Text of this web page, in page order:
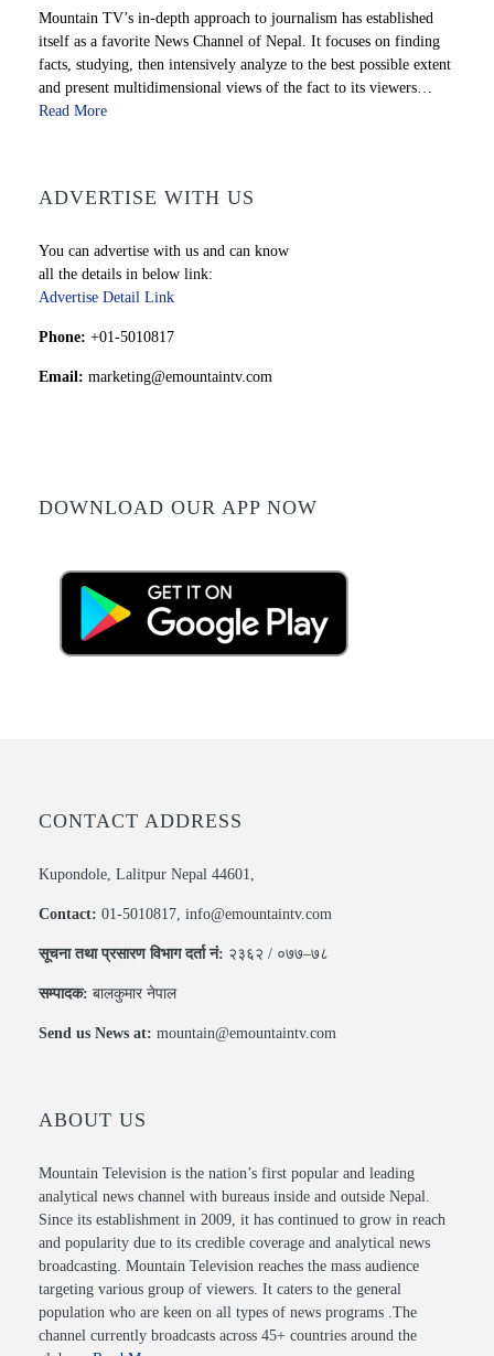
Mountain TV’s in-depth approach to journalism has established
itself as a favorite News Channel of Nepal. It focuses on finding
facts, studying, then intensively analyze to the best possible extent
and present multidimensional views of the fact to its viewers…
Read More
ADVERTISE WITH US
You can advertise with us and can know
all the details in below link:
Advertise Detail Link
Phone: +01-5010817
Email: marketing@emountaintv.com
DOWNLOAD OUR APP NOW
CONTACT ADDRESS
Kupondole, Lalitpur Nepal 44601,
Contact: 01-5010817, info@emountaintv.com
सूचना तथा प्रसारण विभाग दर्ता नं: २३६२ / ०७७–७८
सम्पादक: बालकुमार नेपाल
Send us News at: mountain@emountaintv.com
ABOUT US
Mountain Television is the nation’s first popular and leading
analytical news channel with bureaus inside and outside Nepal.
Since its establishment in 2009, it has continued to grow in reach
and popularity due to its credible coverage and analytical news
broadcasting. Mountain Television reaches the mass audience
targeting various group of viewers. It caters to the general
population who are keen on all types of news programs .The
channel currently broadcasts across 45+ countries around the